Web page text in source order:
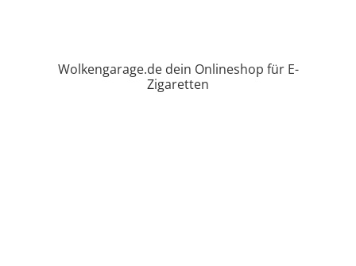
Wolkengarage.de dein Onlineshop für E-
Zigaretten